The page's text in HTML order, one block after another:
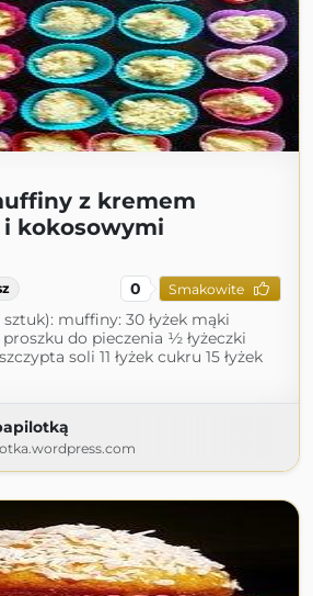
z kremem
kokosowymi
0 Smakowite
sztuk): muffiny: 30 łyżek mąki
proszku do pieczenia ½ łyżeczki
soli 11 łyżek cukru 15 łyżek